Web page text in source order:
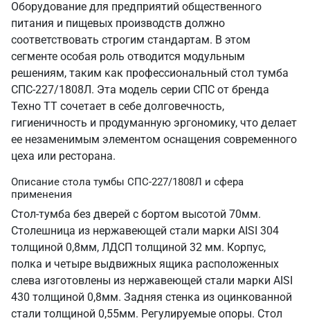
Оборудование для предприятий общественного
питания и пищевых производств должно
соответствовать строгим стандартам. В этом
сегменте особая роль отводится модульным
решениям, таким как профессиональный стол тумба
СПС-227/1808Л. Эта модель серии СПС от бренда
Техно ТТ сочетает в себе долговечность,
гигиеничность и продуманную эргономику, что делает
ее незаменимым элементом оснащения современного
цеха или ресторана.
Описание стола тумбы СПС-227/1808Л и сфера
применения
Стол-тумба без дверей с бортом высотой 70мм.
Столешница из нержавеющей стали марки AISI 304
толщиной 0,8мм, ЛДСП толщиной 32 мм. Корпус,
полка и четыре выдвижных ящика расположенных
слева изготовлены из нержавеющей стали марки AISI
430 толщиной 0,8мм. Задняя стенка из оцинкованной
стали толщиной 0,55мм. Регулируемые опоры. Стол